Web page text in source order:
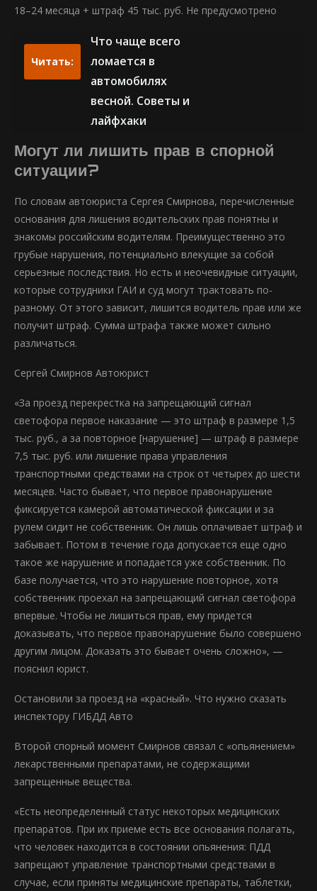
18–24 месяца + штраф 45 тыс. руб. Не предусмотрено
Читать:
Что чаще всего
ломается в
автомобилях
весной. Советы и
лайфхаки
Могут ли лишить прав в спорной
ситуации?
По словам автоюриста Сергея Смирнова, перечисленные
основания для лишения водительских прав понятны и
знакомы российским водителям. Преимущественно это
грубые нарушения, потенциально влекущие за собой
серьезные последствия. Но есть и неочевидные ситуации,
которые сотрудники ГАИ и суд могут трактовать по-
разному. От этого зависит, лишится водитель прав или же
получит штраф. Сумма штрафа также может сильно
различаться.
Сергей Смирнов Автоюрист
«За проезд перекрестка на запрещающий сигнал
светофора первое наказание — это штраф в размере 1,5
тыс. руб., а за повторное [нарушение] — штраф в размере
7,5 тыс. руб. или лишение права управления
транспортными средствами на строк от четырех до шести
месяцев. Часто бывает, что первое правонарушение
фиксируется камерой автоматической фиксации и за
рулем сидит не собственник. Он лишь оплачивает штраф и
забывает. Потом в течение года допускается еще одно
такое же нарушение и попадается уже собственник. По
базе получается, что это нарушение повторное, хотя
собственник проехал на запрещающий сигнал светофора
впервые. Чтобы не лишиться прав, ему придется
доказывать, что первое правонарушение было совершено
другим лицом. Доказать это бывает очень сложно», —
пояснил юрист.
Остановили за проезд на «красный». Что нужно сказать
инспектору ГИБДД Авто
Второй спорный момент Смирнов связал с «опьянением»
лекарственными препаратами, не содержащими
запрещенные вещества.
«Есть неопределенный статус некоторых медицинских
препаратов. При их приеме есть все основания полагать,
что человек находится в состоянии опьянения: ПДД
запрещают управление транспортными средствами в
случае, если приняты медицинские препараты, таблетки,